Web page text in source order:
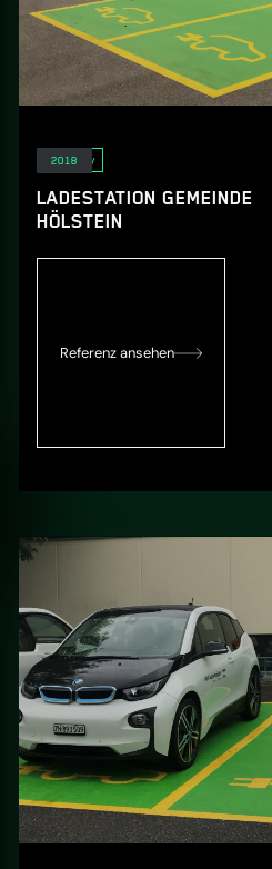
E-Mobility
LADESTATION GEMEINDE
HÖLSTEIN
Referenz ansehen
2018